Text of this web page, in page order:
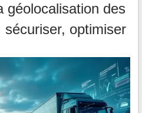
géolocalisation des
optimiser